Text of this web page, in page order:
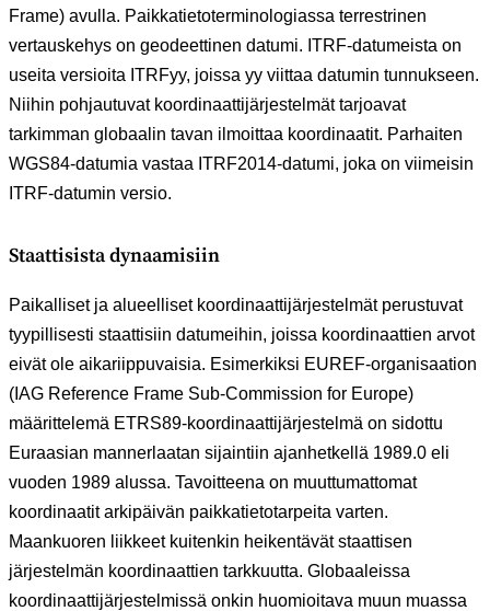
Frame) avulla. Paikkatietoterminologiassa terrestrinen
vertauskehys on geodeettinen datumi. ITRF-datumeista on
useita versioita ITRFyy, joissa yy viittaa datumin tunnukseen.
Niihin pohjautuvat koordinaattijärjestelmät tarjoavat
tarkimman globaalin tavan ilmoittaa koordinaatit. Parhaiten
WGS84-datumia vastaa ITRF2014-datumi, joka on viimeisin
ITRF-datumin versio.
Staattisista dynaamisiin
Paikalliset ja alueelliset koordinaattijärjestelmät perustuvat
tyypillisesti staattisiin datumeihin, joissa koordinaattien arvot
eivät ole aikariippuvaisia. Esimerkiksi EUREF-organisaation
(IAG Reference Frame Sub-Commission for Europe)
määrittelemä ETRS89-koordinaattijärjestelmä on sidottu
Euraasian mannerlaatan sijaintiin ajanhetkellä 1989.0 eli
vuoden 1989 alussa. Tavoitteena on muuttumattomat
koordinaatit arkipäivän paikkatietotarpeita varten.
Maankuoren liikkeet kuitenkin heikentävät staattisen
järjestelmän koordinaattien tarkkuutta. Globaaleissa
koordinaattijärjestelmissä onkin huomioitava muun muassa